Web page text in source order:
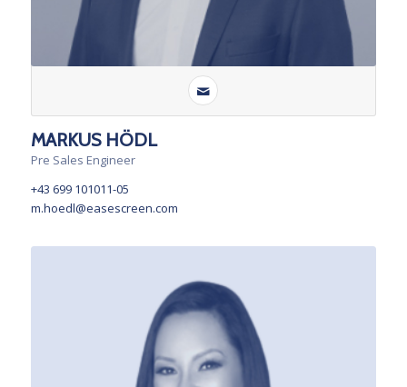
MARKUS HÖDL
Pre Sales Engineer
+43 699 101011-05
m.hoedl@easescreen.com